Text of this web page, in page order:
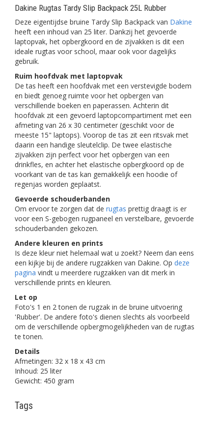
Dakine Rugtas Tardy Slip Backpack 25L Rubber
Deze eigentijdse bruine Tardy Slip Backpack van Dakine
heeft een inhoud van 25 liter. Dankzij het gevoerde
laptopvak, het opbergkoord en de zijvakken is dit een
ideale rugtas voor school, maar ook voor dagelijks
gebruik.
Ruim hoofdvak met laptopvak
De tas heeft een hoofdvak met een verstevigde bodem
en biedt genoeg ruimte voor het opbergen van
verschillende boeken en paperassen. Achterin dit
hoofdvak zit een gevoerd laptopcompartiment met een
afmeting van 26 x 30 centimeter (geschikt voor de
meeste 15" laptops). Voorop de tas zit een ritsvak met
daarin een handige sleutelclip. De twee elastische
zijvakken zijn perfect voor het opbergen van een
drinkfles, en achter het elastische opbergkoord op de
voorkant van de tas kan gemakkelijk een hoodie of
regenjas worden geplaatst.
Gevoerde schouderbanden
Om ervoor te zorgen dat de rugtas prettig draagt is er
voor een S-gebogen rugpaneel en verstelbare, gevoerde
schouderbanden gekozen.
Andere kleuren en prints
Is deze kleur niet helemaal wat u zoekt? Neem dan eens
een kijkje bij de andere rugzakken van Dakine. Op deze
pagina vindt u meerdere rugzakken van dit merk in
verschillende prints en kleuren.
Let op
Foto's 1 en 2 tonen de rugzak in de bruine uitvoering
'Rubber'. De andere foto's dienen slechts als voorbeeld
om de verschillende opbergmogelijkheden van de rugtas
te tonen.
Details
Afmetingen: 32 x 18 x 43 cm
Inhoud: 25 liter
Gewicht: 450 gram
Tags